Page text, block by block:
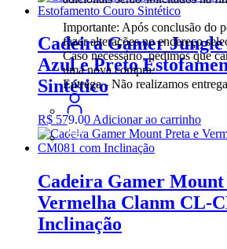
Importante: Após conclusão do
fazer alterações no endereço
Caso necessário, pedimos que
uma nova compra.
Entrega - Não realizamos
original
era:
R$ 1.499,00.
atual
é:
R$
Cadeira Gamer
Azul e Preto
Sintético
R$ 579,00 Adicionar ao carrinho
Cadeira Gamer Mount
Vermelha Clanm CL-
Inclinação